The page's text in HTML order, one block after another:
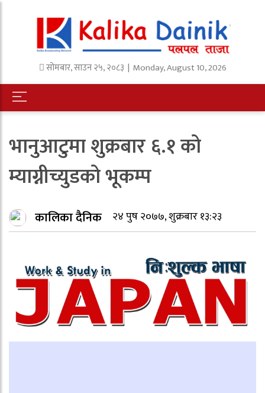
सोमबार,साउन२५,२०८३ | Monday, August 10, 2026
भानुआटुमा शुक्रबार ६.१ को
म्याग्नीच्युडको भूकम्प
कालिका दैनिक २४ पुष २०७७, शुक्रबार १३:२३